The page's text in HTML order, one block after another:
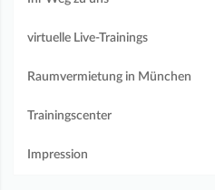
virtuelle Live-Trainings
Raumvermietung in München
Trainingscenter
Impression